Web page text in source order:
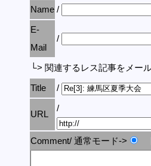
Name /
E-
Mail
/
└> 関連するレス記事をメー
Title
/
URL
/
Comment/ 通常モード->